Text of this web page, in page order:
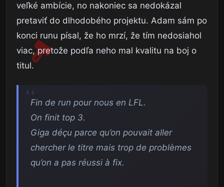
veľké ambície, no nakoniec sa nedokázal
pretaviť do dlhodobého projektu. Adam sám po
konci runu písal, že ho mrzí, že tím nedosiahol
viac, pretože podľa neho mal kvalitu na boj o
titul.
Fin de run pour nous en LFL.
On finit top 3.
Giga déçu parce qu’on pouvait aller
chercher le titre mais trop de problèmes
qu’on a pas réussi à fix.